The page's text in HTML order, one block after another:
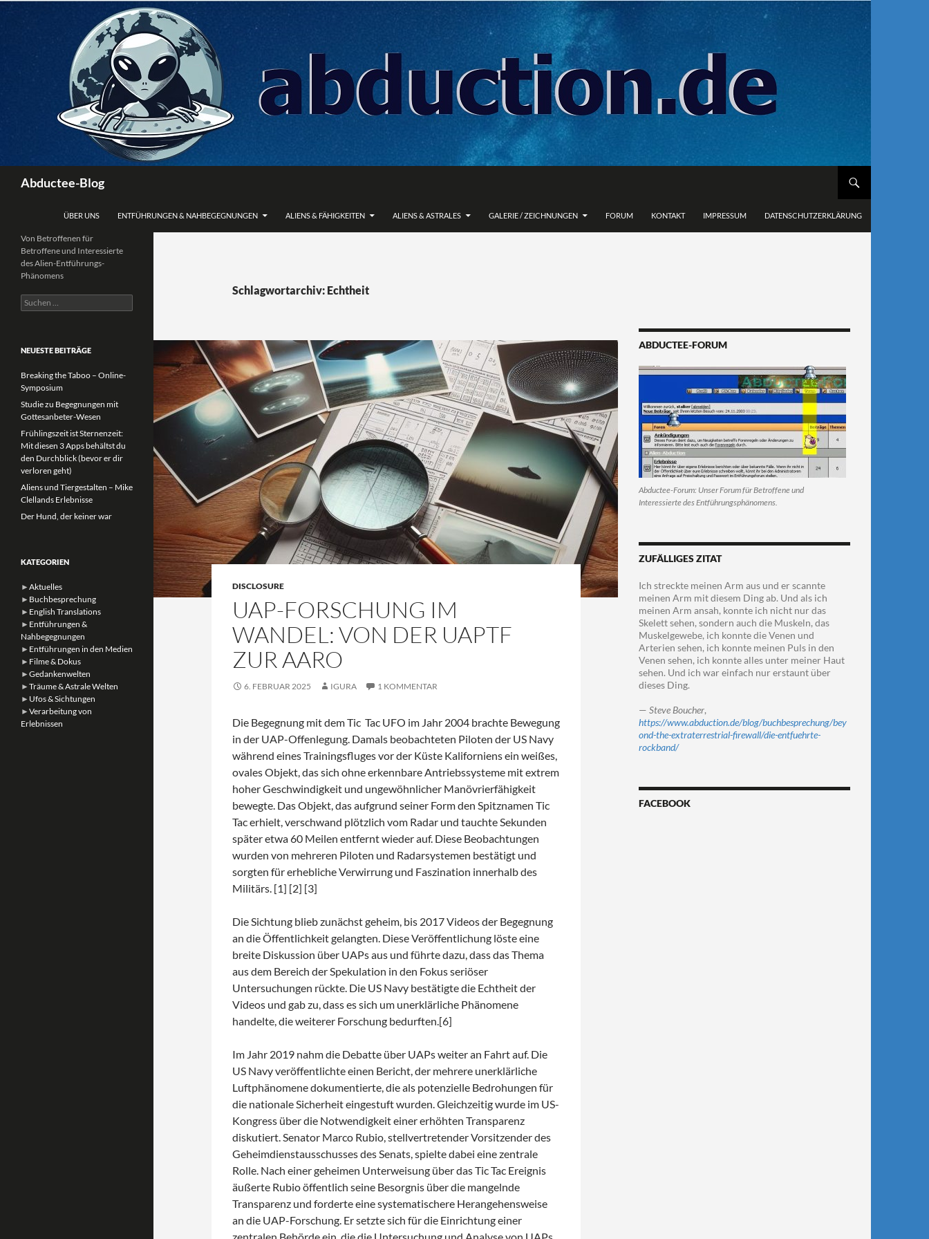
Zum
Abductee-Blog
ÜBER UNS ENTFÜHRUNGEN & NAHBEGEGNUNGEN ALIENS & FÄHIGKEITEN ALIENS & ASTRALES GALERIE / ZEICHNUNGEN FORUM KONTAKT IMPRESSUM DATENSCHUTZERKLÄRUNG
Schlagwortarchiv: Echtheit
DISCLOSURE
UAP-FORSCHUNG IM
WANDEL: VON DER UAPTF
ZUR AARO
6. FEBRUAR 2025 IGURA 1 KOMMENTAR
Die Begegnung mit dem Tic Tac UFO im Jahr 2004 brachte Bewegung
in der UAP-Offenlegung. Damals beobachteten Piloten der US Navy
während eines Trainingsfluges vor der Küste Kaliforniens ein weißes,
ovales Objekt, das sich ohne erkennbare Antriebssysteme mit extrem
hoher Geschwindigkeit und ungewöhnlicher Manövrierfähigkeit
bewegte. Das Objekt, das aufgrund seiner Form den Spitznamen Tic
Tac erhielt, verschwand plötzlich vom Radar und tauchte Sekunden
später etwa 60 Meilen entfernt wieder auf. Diese Beobachtungen
wurden von mehreren Piloten und Radarsystemen bestätigt und
sorgten für erhebliche Verwirrung und Faszination innerhalb des
Militärs. [1] [2] [3]
Die Sichtung blieb zunächst geheim, bis 2017 Videos der Begegnung
an die Öffentlichkeit gelangten. Diese Veröffentlichung löste eine
breite Diskussion über UAPs aus und führte dazu, dass das Thema
aus dem Bereich der Spekulation in den Fokus seriöser
Untersuchungen rückte. Die US Navy bestätigte die Echtheit der
Videos und gab zu, dass es sich um unerklärliche Phänomene
handelte, die weiterer Forschung bedurften.[6]
Im Jahr 2019 nahm die Debatte über UAPs weiter an Fahrt auf. Die
US Navy veröffentlichte einen Bericht, der mehrere unerklärliche
Luftphänomene dokumentierte, die als potenzielle Bedrohungen für
die nationale Sicherheit eingestuft wurden. Gleichzeitig wurde im US-
Kongress über die Notwendigkeit einer erhöhten Transparenz
diskutiert. Senator Marco Rubio, stellvertretender Vorsitzender des
Geheimdienstausschusses des Senats, spielte dabei eine zentrale
Rolle. Nach einer geheimen Unterweisung über das Tic Tac Ereignis
äußerte Rubio öffentlich seine Besorgnis über die mangelnde
Transparenz und forderte eine systematischere Herangehensweise
an die UAP-Forschung. Er setzte sich für die Einrichtung einer
ABDUCTEE-FORUM
Abductee-Forum: Unser Forum für Betroffene und
Interessierte des Entführungsphänomens.
ZUFÄLLIGES ZITAT
Ich streckte meinen Arm aus und er scannte
meinen Arm mit diesem Ding ab. Und als ich
meinen Arm ansah, konnte ich nicht nur das
Skelett sehen, sondern auch die Muskeln, das
Muskelgewebe, ich konnte die Venen und
Arterien sehen, ich konnte meinen Puls in den
Venen sehen, ich konnte alles unter meiner Haut
sehen. Und ich war einfach nur erstaunt über
dieses Ding.
— Steve Boucher,
https://www.abduction.de/blog/buchbesprechung/bey
ond-the-extraterrestrial-firewall/die-entfuehrte-
rockband/
FACEBOOK
Von Betroffenen für
Betroffene und Interessierte
des Alien-Entführungs-
Phänomens
Suchen
nach:
NEUESTE BEITRÄGE
Breaking the Taboo – Online-
Symposium
Studie zu Begegnungen mit
Gottesanbeter-Wesen
Frühlingszeit ist Sternenzeit:
Mit diesen 3 Apps behältst du
den Durchblick (bevor er dir
verloren geht)
Aliens und Tiergestalten – Mike
Clellands Erlebnisse
Der Hund, der keiner war
KATEGORIEN
► Aktuelles
► Buchbesprechung
► English Translations
► Entführungen &
Nahbegegnungen
► Entführungen in den Medien
► Filme & Dokus
► Gedankenwelten
► Träume & Astrale Welten
► Ufos & Sichtungen
► Verarbeitung von
Erlebnissen